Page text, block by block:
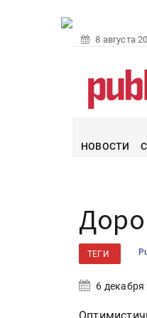
8 августа
НОВОСТИ
ТЕГИ
6 декабря